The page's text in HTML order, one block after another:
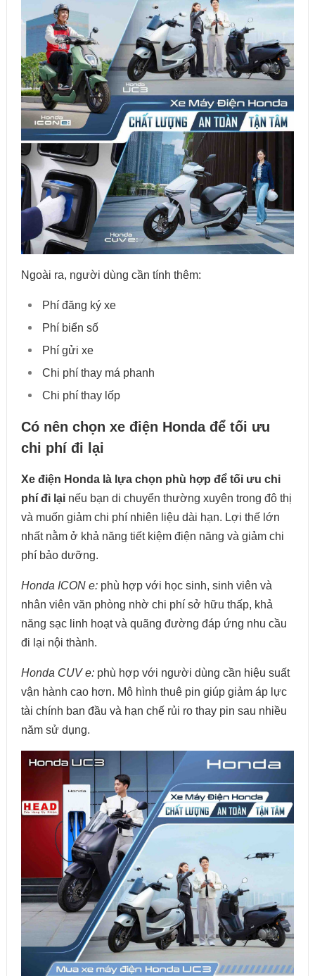
Ngoài ra, người dùng cần tính thêm:
Phí đăng ký xe
Phí biển số
Phí gửi xe
Chi phí thay má phanh
Chi phí thay lốp
Có nên chọn xe điện Honda để tối ưu
chi phí đi lại
Xe điện Honda là lựa chọn phù hợp để tối ưu chi
phí đi lạinếu bạn di chuyển thường xuyên trong đô thị
và muốn giảm chi phí nhiên liệu dài hạn. Lợi thế lớn
nhất nằm ở khả năng tiết kiệm điện năng và giảm chi
phí bảo dưỡng.
Honda ICON e:phù hợp với học sinh, sinh viên và
nhân viên văn phòng nhờ chi phí sở hữu thấp, khả
năng sạc linh hoạt và quãng đường đáp ứng nhu cầu
đi lại nội thành.
Honda CUV e:phù hợp với người dùng cần hiệu suất
vận hành cao hơn. Mô hình thuê pin giúp giảm áp lực
tài chính ban đầu và hạn chế rủi ro thay pin sau nhiều
năm sử dụng.